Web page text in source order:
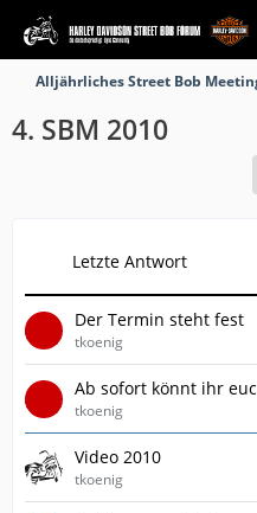
Alljährliches Street Bob
4. SBM 2010
Letzte Antwort
Der Termin steht fest
tkoenig
Ab sofort könnt ihr
tkoenig
Video 2010
tkoenig